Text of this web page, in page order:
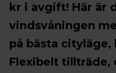
kr i avgift! Här är
vindsvåningen
på bästa
Flexibelt tillträde,